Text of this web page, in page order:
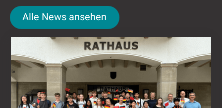
Alle News ansehen
Alle News ansehen
Nǐ hǎo in Attendorn